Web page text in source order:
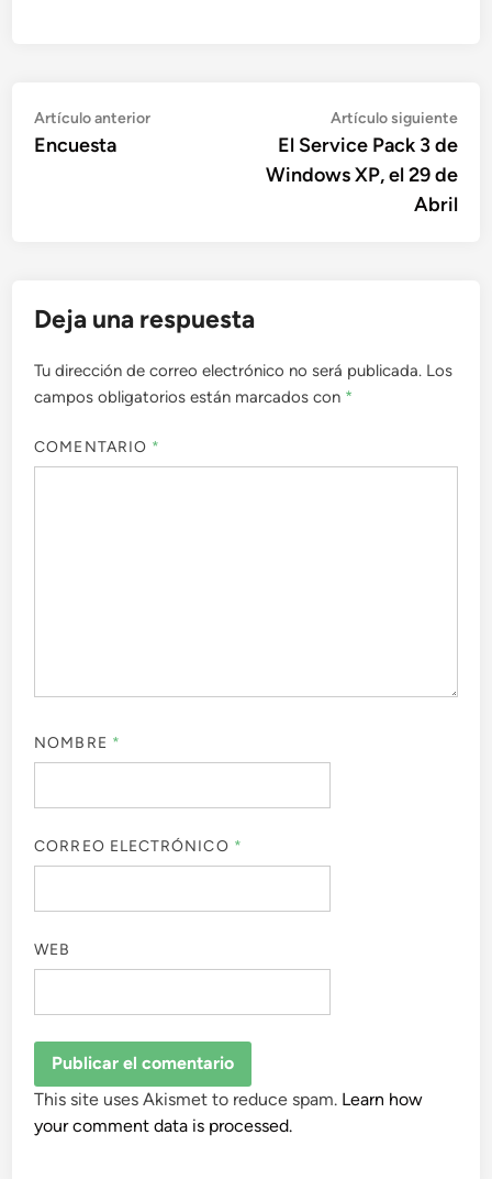
Navegación
de
Artículo anteriorArtículo
Encuesta
Artículo siguiente
El Service Pack 3 de
Windows XP, el 29 de
Abril
Deja una respuesta
Tu dirección de correo electrónico no será publicada. Los
campos obligatorios están marcados con *
COMENTARIO *
NOMBRE *
CORREO ELECTRÓNICO *
WEB
This site uses Akismet to reduce spam. Learn how
your comment data is processed.